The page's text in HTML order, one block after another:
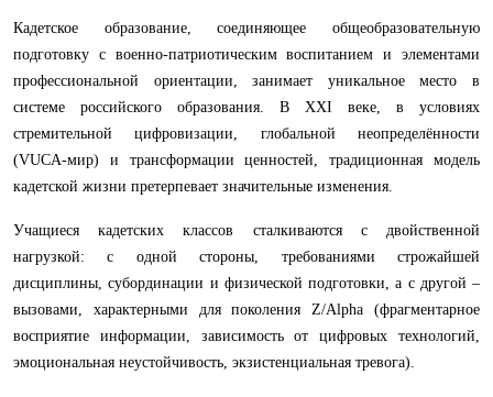
Кадетское образование, соединяющее общеобразовательную
подготовку с военно-патриотическим воспитанием и элементами
профессиональной ориентации, занимает уникальное место в
системе российского образования. В XXI веке, в условиях
стремительной цифровизации, глобальной неопределённости
(VUCA-мир) и трансформации ценностей, традиционная модель
кадетской жизни претерпевает значительные изменения.
Учащиеся кадетских классов сталкиваются с двойственной
нагрузкой: с одной стороны, требованиями строжайшей
дисциплины, субординации и физической подготовки, а с другой –
вызовами, характерными для поколения Z/Alpha (фрагментарное
восприятие информации, зависимость от цифровых технологий,
эмоциональная неустойчивость, экзистенциальная тревога).